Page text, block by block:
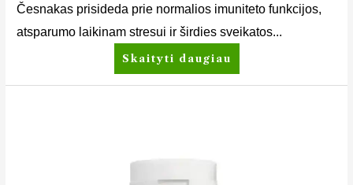
Česnakas prisideda prie normalios imuniteto funkcijos,
atsparumo laikinam stresui ir širdies sveikatos...
Skaityti daugiau